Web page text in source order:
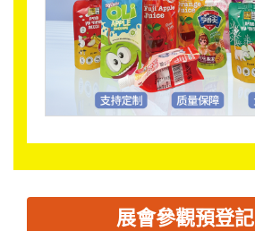
展會參觀預登記